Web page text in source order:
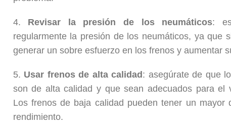
4. Revisar la presión de los neumáticos:
regularmente la presión de los neumáticos, ya que
generar un sobre esfuerzo en los frenos y aumentar
5. Usar frenos de alta calidad: asegúrate de que
son de alta calidad y que sean adecuados para el
Los frenos de baja calidad pueden tener un mayor
rendimiento.